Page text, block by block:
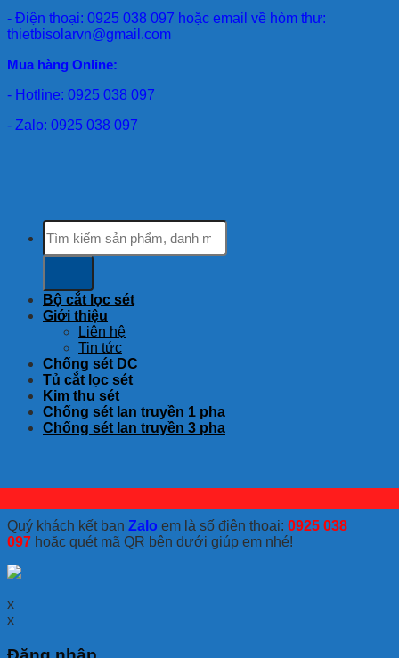
- Điện thoại: 0925 038 097 hoặc email về hòm thư:
thietbisolarvn@gmail.com
Mua hàng Online:
- Hotline: 0925 038 097
- Zalo: 0925 038 097
Tìm
kiếm:
Bộ cắt lọc sét
Giới thiệu
Liên hệ
Tin tức
Chống sét DC
Tủ cắt lọc sét
Kim thu sét
Chống sét lan truyền 1 pha
Chống sét lan truyền 3 pha
Quý khách kết bạn Zalo em là số điện thoại: 0925 038
097 hoặc quét mã QR bên dưới giúp em nhé!
x
x